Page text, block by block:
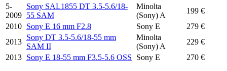
5-
2009
Sony SAL1855 DT 3.5-5.6/18-
55 SAM
Minolta
(Sony) A
199 €
2010 Sony E 16 mm F2.8 Sony E
279 €
2013
Sony DT 3.5-5.6/18-55 mm
SAM II
Minolta
(Sony) A
229 €
2013 Sony E 18-55 mm F3.5-5.6 OSS Sony E 270 €